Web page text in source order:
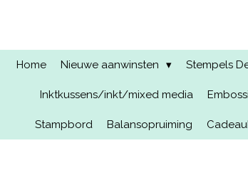
deHome Nieuwe aanwinsten Stempels
Inktkussens/inkt/mixed media
Stampbord Balansopruiming